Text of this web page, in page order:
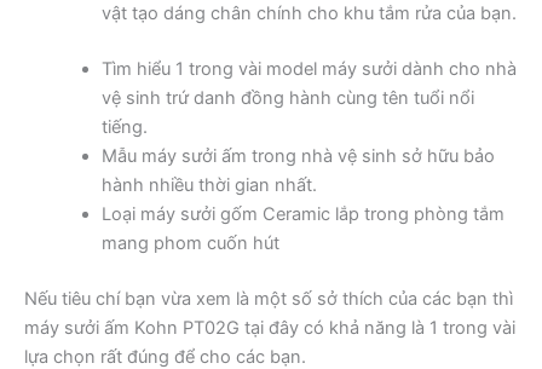
vật tạo dáng chân chính cho khu tắm rửa của bạn.
Tìm hiểu 1 trong vài model máy sưởi dành cho nhà
vệ sinh trứ danh đồng hành cùng tên tuổi nổi
tiếng.
Mẫu máy sưởi ấm trong nhà vệ sinh sở hữu bảo
hành nhiều thời gian nhất.
Loại máy sưởi gốm Ceramic lắp trong phòng tắm
mang phom cuốn hút
Nếu tiêu chí bạn vừa xem là một số sở thích của các bạn thì
máy sưởi ấm Kohn PT02G tại đây có khả năng là 1 trong vài
lựa chọn rất đúng để cho các bạn.